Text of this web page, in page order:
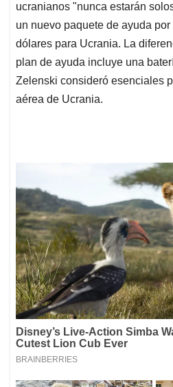
ucranianos "nunca estarán
un nuevo paquete de ayuda
dólares para Ucrania. La
plan de ayuda incluye una
Zelenski consideró esenciales
aérea de Ucrania.